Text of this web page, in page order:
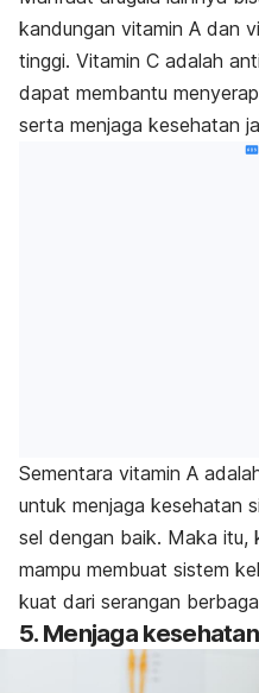
kandungan vitamin A dan
tinggi. Vitamin C adalah
dapat membantu
serta menjaga kesehatan
Sementara vitamin A
untuk menjaga kesehatan
sel dengan baik. Maka itu,
mampu membuat sistem
kuat dari serangan
5. Menjaga